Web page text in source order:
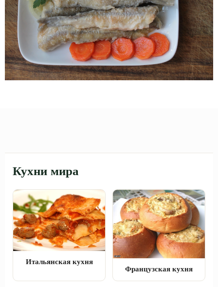
Кухни мира
Итальянская кухня
Французская кухня